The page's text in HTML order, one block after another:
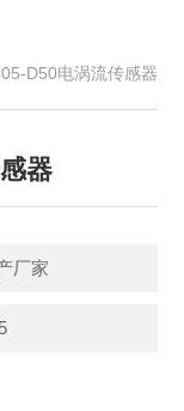
D50电涡流传感器
器
厂家